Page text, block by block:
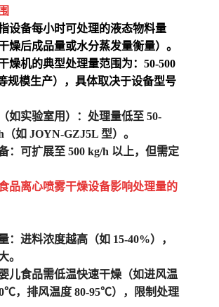
设备每小时可处理的液态物料量
燥后成品量或水分蒸发量衡量）。
燥机的典型处理量范围为：50-500
规模生产），具体取决于设备型号
如实验室用）：处理量低至 50-
（如 JOYN-GZJ5L 型）。
：可扩展至 500 kg/h 以上，但需定
品离心喷雾干燥设备影响处理量的
：进料浓度越高（如 15-40%），
。
儿食品需低温快速干燥（如进风温
，排风温度 80-95℃），限制处理